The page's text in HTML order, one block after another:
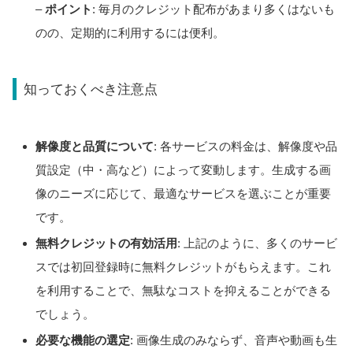
–ポイント : 毎月のクレジット配布があまり多くはないも
のの、定期的に利用するには便利。
知っておくべき注意点
解像度と品質について: 各サービスの料金は、解像度や品
質設定（中・高など）によって変動します。生成する画
像のニーズに応じて、最適なサービスを選ぶことが重要
です。
無料クレジットの有効活用: 上記のように、多くのサービ
スでは初回登録時に無料クレジットがもらえます。これ
を利用することで、無駄なコストを抑えることができる
でしょう。
必要な機能の選定: 画像生成のみならず、音声や動画も生